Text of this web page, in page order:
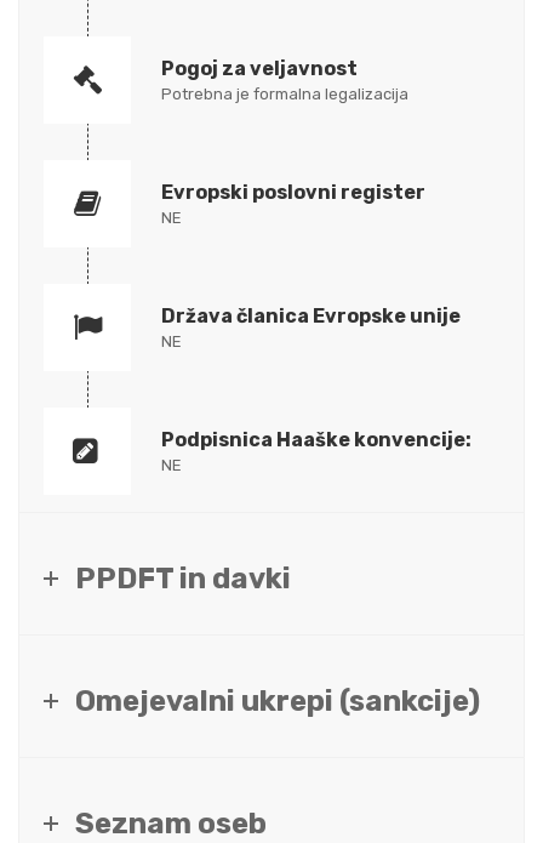
Pogoj za veljavnost
Potrebna je formalna legalizacija
Evropski poslovni register
NE
Država članica Evropske unije
NE
Podpisnica Haaške konvencije:
NE
PPDFT in davki
Omejevalni ukrepi (sankcije)
Seznam oseb